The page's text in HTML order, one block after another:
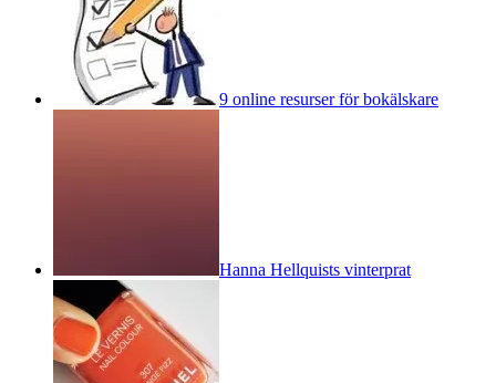
9 online resurser för bokälskare
Hanna Hellquists vinterprat